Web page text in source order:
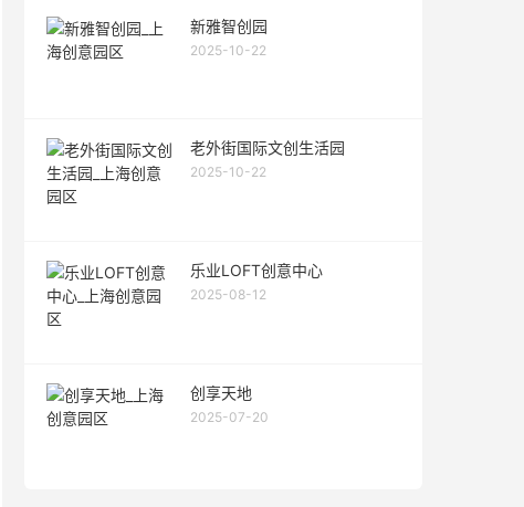
新雅智创园
2025-10-22
老外街国际文创生活园
2025-10-22
乐业LOFT创意中心
2025-08-12
创享天地
2025-07-20